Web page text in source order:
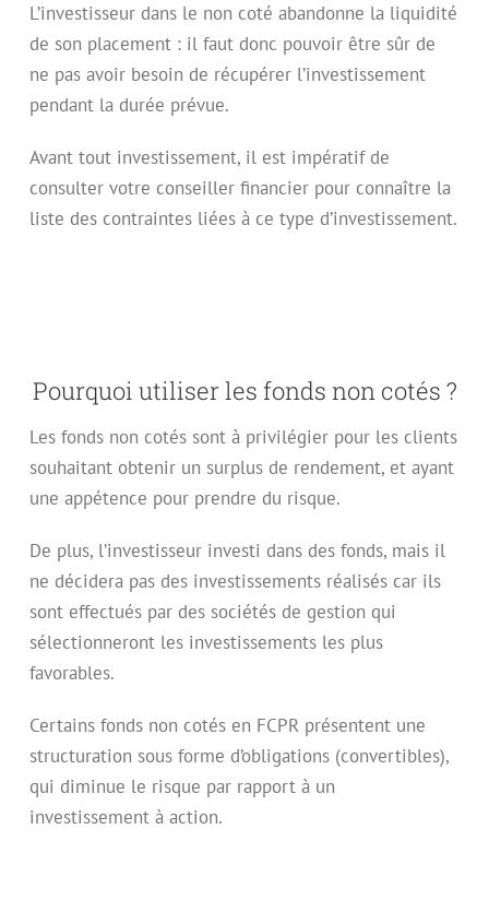
L’investisseur dans le non coté abandonne la liquidité
de son placement : il faut donc pouvoir être sûr de
ne pas avoir besoin de récupérer l’investissement
pendant la durée prévue.
Avant tout investissement, il est impératif de
consulter votre conseiller financier pour connaître la
liste des contraintes liées à ce type d’investissement.
Pourquoi utiliser les fonds non cotés ?
Les fonds non cotés sont à privilégier pour les clients
souhaitant obtenir un surplus de rendement, et ayant
une appétence pour prendre du risque.
De plus, l’investisseur investi dans des fonds, mais il
ne décidera pas des investissements réalisés car ils
sont effectués par des sociétés de gestion qui
sélectionneront les investissements les plus
favorables.
Certains fonds non cotés en FCPR présentent une
structuration sous forme d’obligations (convertibles),
qui diminue le risque par rapport à un
investissement à action.